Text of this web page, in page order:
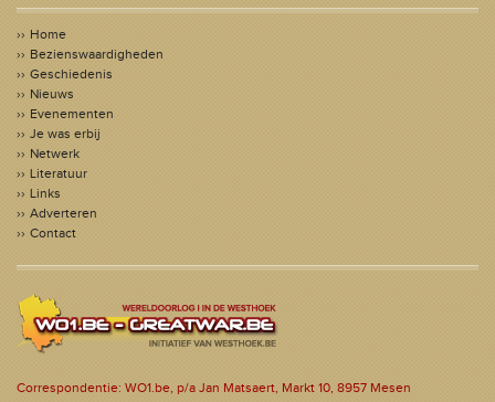
Home
Bezienswaardigheden
Geschiedenis
Nieuws
Evenementen
Je was erbij
Netwerk
Literatuur
Links
Adverteren
Contact
Correspondentie: WO1.be, p/a Jan Matsaert, Markt 10, 8957 Mesen